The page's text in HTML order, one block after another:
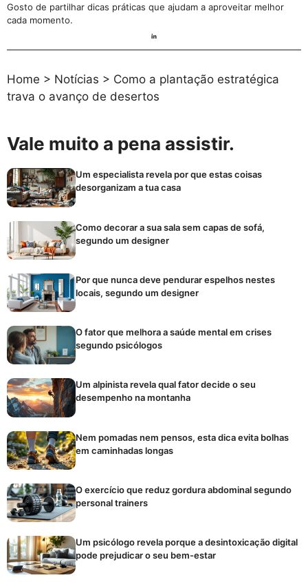
Gosto de partilhar dicas práticas que ajudam a aproveitar melhor
cada momento.
Home > Notícias > Como a plantação estratégica
trava o avanço de desertos
Vale muito a pena assistir.
Um especialista revela por que estas coisas
desorganizam a tua casa
Como decorar a sua sala sem capas de sofá,
segundo um designer
Por que nunca deve pendurar espelhos nestes
locais, segundo um designer
O fator que melhora a saúde mental em crises
segundo psicólogos
Um alpinista revela qual fator decide o seu
desempenho na montanha
Nem pomadas nem pensos, esta dica evita bolhas
em caminhadas longas
O exercício que reduz gordura abdominal segundo
personal trainers
Um psicólogo revela porque a desintoxicação digital
pode prejudicar o seu bem-estar